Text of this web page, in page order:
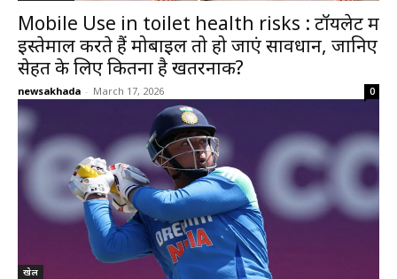
Mobile Use in toilet health risks : टॉयलेट में
इस्तेमाल करते हैं मोबाइल तो हो जाएं सावधान, जानिए
सेहत के लिए कितना है खतरनाक?
newsakhada - March 17, 2026 0
खेल